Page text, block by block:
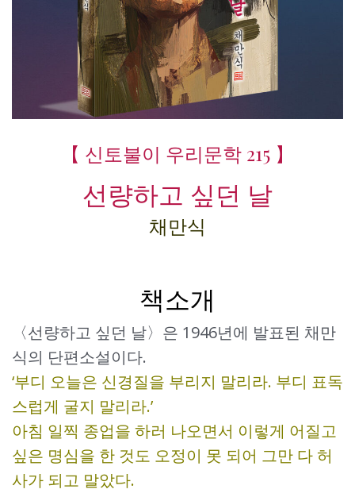
【 신토불이 우리문학 215 】
선량하고 싶던 날
채만식
책소개
〈선량하고 싶던 날〉은 1946년에 발표된 채만
식의 단편소설이다.
‘부디 오늘은 신경질을 부리지 말리라. 부디 표독
스럽게 굴지 말리라.’
아침 일찍 종업을 하러 나오면서 이렇게 어질고
싶은 명심을 한 것도 오정이 못 되어 그만 다 허
사가 되고 말았다.